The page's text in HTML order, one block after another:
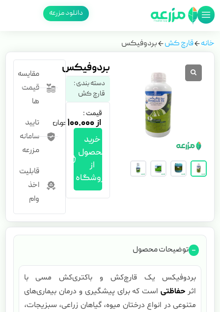
دانلود مزرعه
خانه قارچ کش بردوفیکس
بردوفیکس
دسته بندی :
قارچ کش
قیمت :
۱۰۰.۰۰۰
خرید
محصول
از
فروشگاه
مقایسه
قیمت
ها
تایید
سامانه
مزرعه
قابلیت
اخذ
وام
توضیحات محصول
بردوفیکس یک قارچ‌کش و باکتری‌کش مسی با
اثر حفاظتیاست که برای پیشگیری و درمان بیماری‌های
متنوعی در انواع درختان میوه، گیاهان زراعی، سبزیجات،